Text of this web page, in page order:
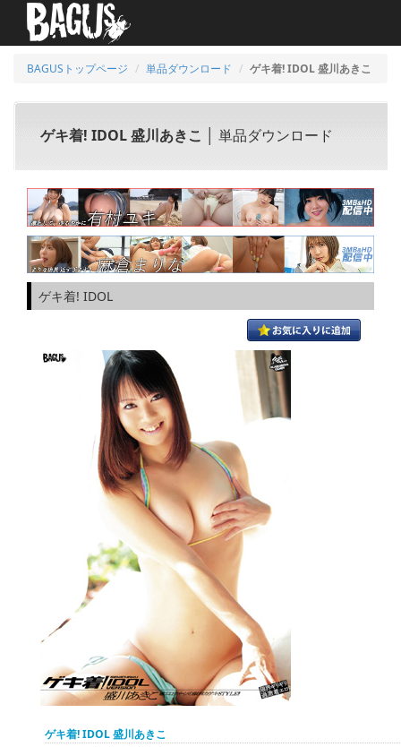
BAGUSトップページ 単品ダウンロード ゲキ着! IDOL 盛川あきこ
ゲキ着! IDOL 盛川あきこ │ 単品ダウンロード
ゲキ着! IDOL
ゲキ着! IDOL 盛川あきこ